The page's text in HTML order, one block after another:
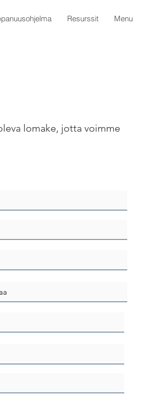
Resurssit Menu
lomake, jotta voimme